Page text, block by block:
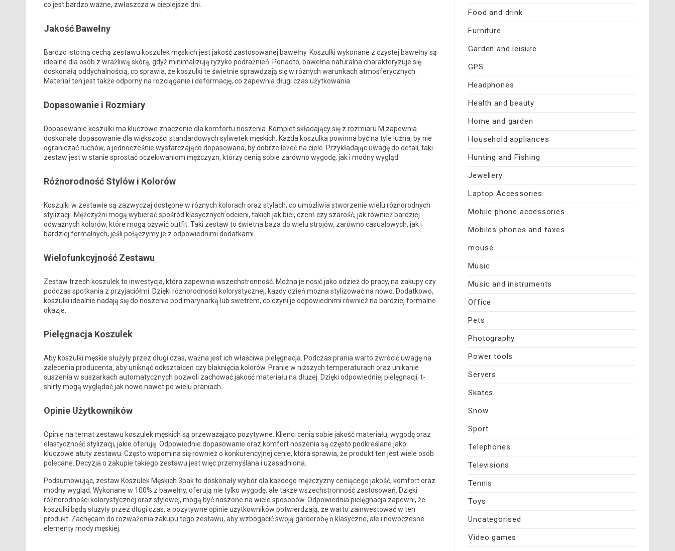
co jest bardzo ważne, zwłaszcza w cieplejsze dni.
Jakość Bawełny
Bardzo istotną cechą zestawu koszulek męskich jest jakość zastosowanej bawełny. Koszulki wykonane z czystej bawełny są
idealne dla osób z wrażliwą skórą, gdyż minimalizują ryzyko podrażnień. Ponadto, bawełna naturalna charakteryzuje się
doskonałą oddychalnością, co sprawia, że koszulki te świetnie sprawdzają się w różnych warunkach atmosferycznych.
Materiał ten jest także odporny na rozciąganie i deformację, co zapewnia długi czas użytkowania.
Dopasowanie i Rozmiary
Dopasowanie koszulki ma kluczowe znaczenie dla komfortu noszenia. Komplet składający się z rozmiaru M zapewnia
doskonałe dopasowanie dla większości standardowych sylwetek męskich. Każda koszulka powinna być na tyle luźna, by nie
ograniczać ruchów, a jednocześnie wystarczająco dopasowana, by dobrze leżeć na ciele. Przykładając uwagę do detali, taki
zestaw jest w stanie sprostać oczekiwaniom mężczyzn, którzy cenią sobie zarówno wygodę, jak i modny wygląd.
Różnorodność Stylów i Kolorów
Koszulki w zestawie są zazwyczaj dostępne w różnych kolorach oraz stylach, co umożliwia stworzenie wielu różnorodnych
stylizacji. Mężczyźni mogą wybierać spośród klasycznych odcieni, takich jak biel, czerń czy szarość, jak również bardziej
odważnych kolorów, które mogą ożywić outfit. Taki zestaw to świetna baza do wielu strojów, zarówno casualowych, jak i
bardziej formalnych, jeśli połączymy je z odpowiednimi dodatkami.
Wielofunkcyjność Zestawu
Zestaw trzech koszulek to inwestycja, która zapewnia wszechstronność. Można je nosić jako odzież do pracy, na zakupy czy
podczas spotkania z przyjaciółmi. Dzięki różnorodności kolorystycznej, każdy dzień można stylizować na nowo. Dodatkowo,
koszulki idealnie nadają się do noszenia pod marynarką lub swetrem, co czyni je odpowiednimi również na bardziej formalne
okazje.
Pielęgnacja Koszulek
Aby koszulki męskie służyły przez długi czas, ważna jest ich właściwa pielęgnacja. Podczas prania warto zwrócić uwagę na
zalecenia producenta, aby uniknąć odkształceń czy blaknięcia kolorów. Pranie w niższych temperaturach oraz unikanie
suszenia w suszarkach automatycznych pozwoli zachować jakość materiału na dłużej. Dzięki odpowiedniej pielęgnacji, t-
shirty mogą wyglądać jak nowe nawet po wielu praniach.
Opinie Użytkowników
Opinie na temat zestawu koszulek męskich są przeważająco pozytywne. Klienci cenią sobie jakość materiału, wygodę oraz
elastyczność stylizacji, jakie oferują. Odpowiednie dopasowanie oraz komfort noszenia są często podkreślane jako
kluczowe atuty zestawu. Często wspomina się również o konkurencyjnej cenie, która sprawia, że produkt ten jest wiele osób
polecane. Decyzja o zakupie takiego zestawu jest więc przemyślana i uzasadniona.
Podsumowując, zestaw Koszulek Męskich 3pak to doskonały wybór dla każdego mężczyzny ceniącego jakość, komfort oraz
modny wygląd. Wykonane w 100% z bawełny, oferują nie tylko wygodę, ale także wszechstronność zastosowań. Dzięki
różnorodności kolorystycznej oraz stylowej, mogą być noszone na wiele sposobów. Odpowiednia pielęgnacja zapewni, że
koszulki będą służyły przez długi czas, a pozytywne opinie użytkowników potwierdzają, że warto zainwestować w ten
produkt. Zachęcam do rozważenia zakupu tego zestawu, aby wzbogacić swoją garderobę o klasyczne, ale i nowoczesne
elementy mody męskiej.
Food and drink
Furniture
Garden and leisure
GPS
Headphones
Health and beauty
Home and garden
Household appliances
Hunting and Fishing
Jewellery
Laptop Accessories
Mobile phone accessories
Mobiles phones and faxes
mouse
Music
Music and instruments
Office
Pets
Photography
Power tools
Servers
Skates
Snow
Sport
Telephones
Televisions
Tennis
Toys
Uncategorised
Video games